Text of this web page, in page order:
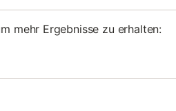
mehr Ergebnisse zu erhalten: